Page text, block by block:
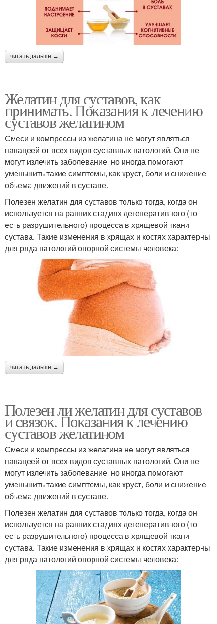
читать дальше →
Желатин для суставов, как
принимать. Показания к лечению
суставов желатином
Смеси и компрессы из желатина не могут являться
панацеей от всех видов суставных патологий. Они не
могут излечить заболевание, но иногда помогают
уменьшить такие симптомы, как хруст, боли и снижение
объема движений в суставе.
Полезен желатин для суставов только тогда, когда он
используется на ранних стадиях дегенеративного (то
есть разрушительного) процесса в хрящевой ткани
сустава. Такие изменения в хрящах и костях характерны
для ряда патологий опорной системы человека:
читать дальше →
Полезен ли желатин для суставов
и связок. Показания к лечению
суставов желатином
Смеси и компрессы из желатина не могут являться
панацеей от всех видов суставных патологий. Они не
могут излечить заболевание, но иногда помогают
уменьшить такие симптомы, как хруст, боли и снижение
объема движений в суставе.
Полезен желатин для суставов только тогда, когда он
используется на ранних стадиях дегенеративного (то
есть разрушительного) процесса в хрящевой ткани
сустава. Такие изменения в хрящах и костях характерны
для ряда патологий опорной системы человека: